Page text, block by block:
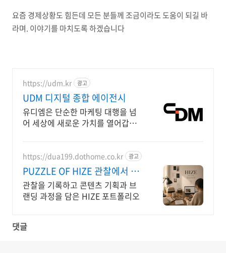
요즘 경제상황도 힘든데 모든 분들께 조금이라도 도움이 되길 바
라며. 이야기를 마치도록 하겠습니다
https://udm.kr 광고
UDM 디지털 종합 에이전시
유디엠은 단순한 마케팅 대행을 넘
어 세상에 새로운 가치를 열어갑니
https://dua199.dothome.co.kr 광고
PUZZLE OF HIZE 관찰에서 기
획까지
관찰을 기록하고 콘텐츠 기획과 브
랜딩 과정을 담은 HIZE 포트폴리오
댓글